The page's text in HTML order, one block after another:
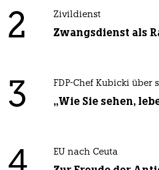
2 Zivildienst
Zwangsdienst als
3 FDP-Chef Kubicki über
„Wie Sie sehen,
EU nach Ceuta